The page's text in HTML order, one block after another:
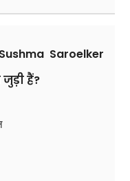
Saroelker
हैं?